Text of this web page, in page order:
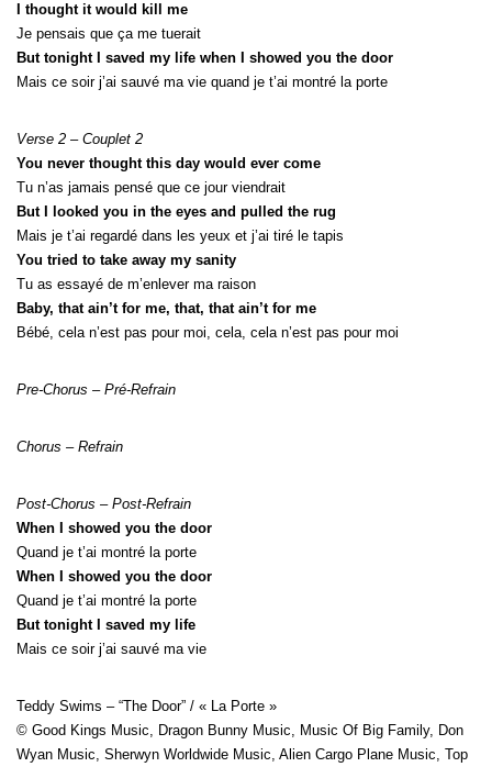
I thought it would kill me
Je pensais que ça me tuerait
But tonight I saved my life when I showed you the door
Mais ce soir j’ai sauvé ma vie quand je t’ai montré la porte
Verse 2 – Couplet 2
You never thought this day would ever come
Tu n’as jamais pensé que ce jour viendrait
But I looked you in the eyes and pulled the rug
Mais je t’ai regardé dans les yeux et j’ai tiré le tapis
You tried to take away my sanity
Tu as essayé de m’enlever ma raison
Baby, that ain’t for me, that, that ain’t for me
Bébé, cela n’est pas pour moi, cela, cela n’est pas pour moi
Pre-Chorus – Pré-Refrain
Chorus – Refrain
Post-Chorus – Post-Refrain
When I showed you the door
Quand je t’ai montré la porte
When I showed you the door
Quand je t’ai montré la porte
But tonight I saved my life
Mais ce soir j’ai sauvé ma vie
Teddy Swims – “The Door” / « La Porte »
© Good Kings Music, Dragon Bunny Music, Music Of Big Family, Don
Wyan Music, Sherwyn Worldwide Music, Alien Cargo Plane Music, Top